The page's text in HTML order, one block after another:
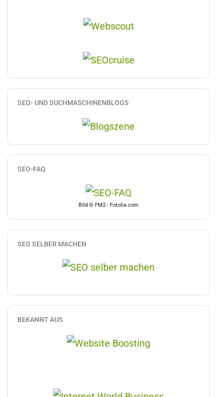
SEO- UND SUCHMASCHINENBLOGS
SEO-FAQ
Bild © FM2 - Fotolia.com
SEO SELBER MACHEN
BEKANNT AUS